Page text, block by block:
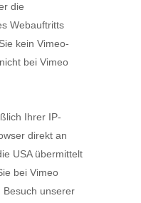
die
Webauftritts
kein Vimeo-
bei Vimeo
Ihrer IP-
direkt an
USA übermittelt
bei Vimeo
Besuch unserer